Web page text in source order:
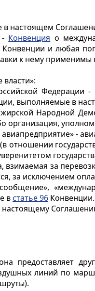
в настоящем
Конвенция о
и любая
к нему применимы
Федерации
выполняемые в
Народной
организация,
-
отношении
взимаемая за
за исключением
в статье 96 Конвенции.
предоставляет
линий по